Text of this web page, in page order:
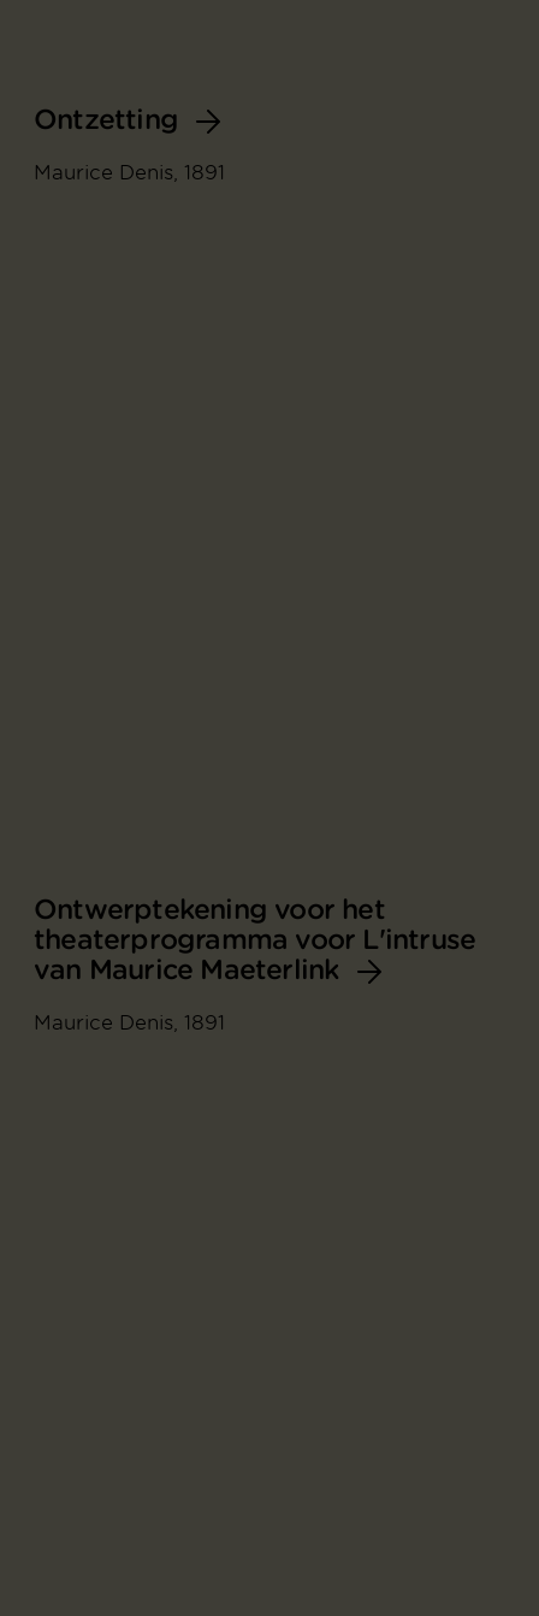
Ontzetting
Maurice Denis, 1891
Ontwerptekening voor het
theaterprogramma voor L'intruse
van Maurice Maeterlink
Maurice Denis, 1891